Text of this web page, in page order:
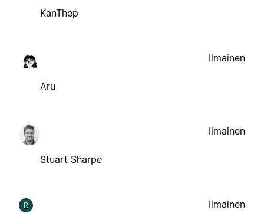
KanThep
Aru
Ilmainen
Stuart Sharpe
Ilmainen
R Ilmainen